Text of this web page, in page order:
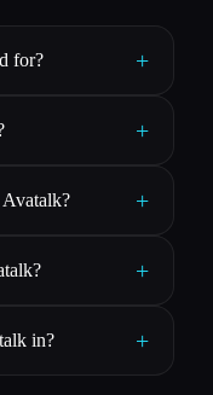
for? +
+
Avatalk? +
+
in? +